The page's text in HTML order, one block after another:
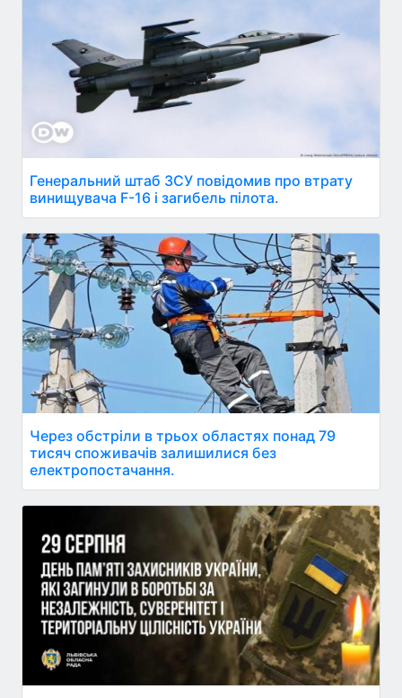
Генеральний штаб ЗСУ повідомив про втрату
винищувача F-16 і загибель пілота.
Через обстріли в трьох областях понад 79
тисяч споживачів залишилися без
електропостачання.